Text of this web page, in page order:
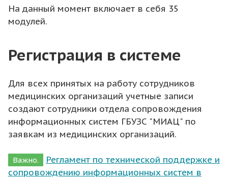
На данный момент включает в себя 35
модулей.
Регистрация в системе
Для всех принятых на работу сотрудников
медицинских организаций учетные записи
создают сотрудники отдела сопровождения
информационных систем ГБУЗС "МИАЦ" по
заявкам из медицинских организаций.
Важно.
Регламент по технической поддержке и
сопровождению информационных систем в